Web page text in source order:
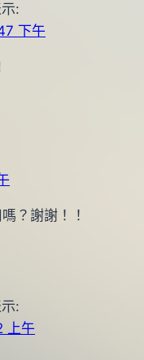
:
下午
？謝謝！！
:
上午